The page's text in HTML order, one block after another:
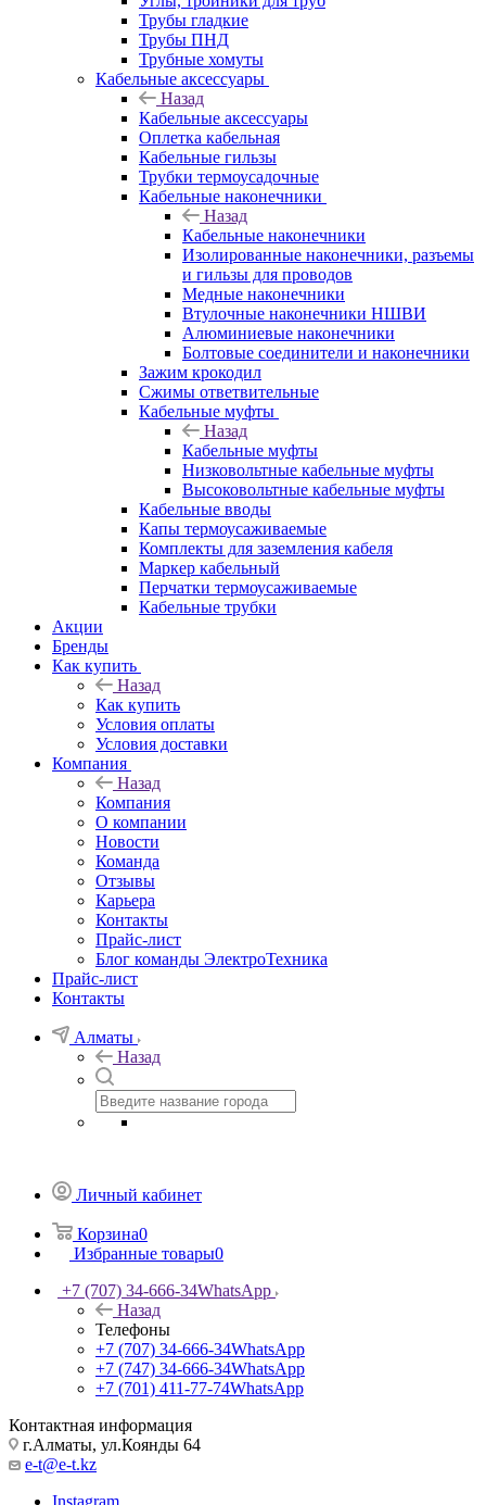
Трубы гладкие
Трубы ПНД
Трубные хомуты
Кабельные аксессуары
Назад
Кабельные аксессуары
Оплетка кабельная
Кабельные гильзы
Трубки термоусадочные
Кабельные наконечники
Назад
Кабельные наконечники
Изолированные наконечники, разъемы
и гильзы для проводов
Медные наконечники
Втулочные наконечники НШВИ
Алюминиевые наконечники
Болтовые соединители и наконечники
Зажим крокодил
Сжимы ответвительные
Кабельные муфты
Назад
Кабельные муфты
Низковольтные кабельные муфты
Высоковольтные кабельные муфты
Кабельные вводы
Капы термоусаживаемые
Комплекты для заземления кабеля
Маркер кабельный
Перчатки термоусаживаемые
Кабельные трубки
Акции
Бренды
Как купить
Назад
Как купить
Условия оплаты
Условия доставки
Компания
Назад
Компания
О компании
Новости
Команда
Отзывы
Карьера
Контакты
Прайс-лист
Блог команды ЭлектроТехника
Прайс-лист
Контакты
Алматы
Назад
Личный кабинет
Корзина0
Избранные товары0
+7 (707) 34-666-34WhatsApp
Назад
Телефоны
+7 (707) 34-666-34WhatsApp
+7 (747) 34-666-34WhatsApp
+7 (701) 411-77-74WhatsApp
Контактная информация
г.Алматы, ул.Коянды 64
e-t@e-t.kz
Instagram